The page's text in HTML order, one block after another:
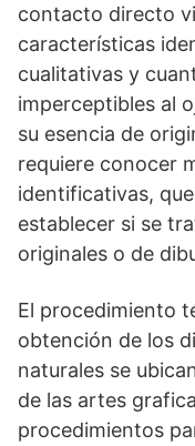
contacto directo
características
cualitativas y
imperceptibles al
su esencia de
requiere conocer
identificativas,
establecer si se
originales o de
El procedimiento
obtención de los
naturales se
de las artes
procedimientos